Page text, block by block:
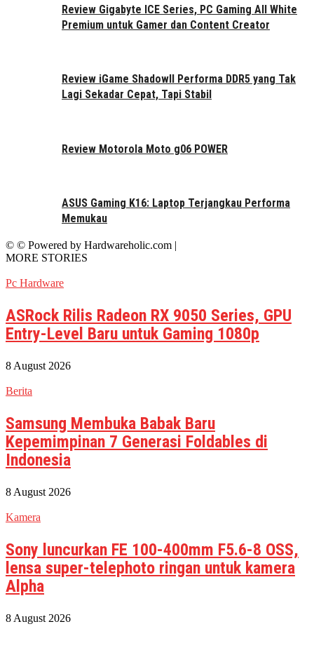
Review Gigabyte ICE Series, PC Gaming All White
Premium untuk Gamer dan Content Creator
Review iGame ShadowII Performa DDR5 yang Tak
Lagi Sekadar Cepat, Tapi Stabil
Review Motorola Moto g06 POWER
ASUS Gaming K16: Laptop Terjangkau Performa
Memukau
© © Powered by Hardwareholic.com |
MORE STORIES
Pc Hardware
ASRock Rilis Radeon RX 9050 Series, GPU
Entry-Level Baru untuk Gaming 1080p
8 August 2026
Berita
Samsung Membuka Babak Baru
Kepemimpinan 7 Generasi Foldables di
Indonesia
8 August 2026
Kamera
Sony luncurkan FE 100-400mm F5.6-8 OSS,
lensa super-telephoto ringan untuk kamera
Alpha
8 August 2026